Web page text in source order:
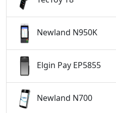
Newland N950K
Elgin Pay EP5855
Newland N700